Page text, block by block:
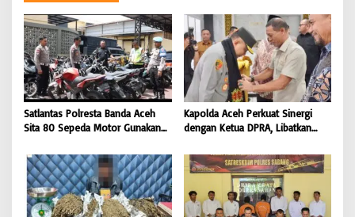
Satlantas Polresta Banda Aceh
Sita 80 Sepeda Motor Gunakan
BONGKAR’Perkara.com
Kapolda Aceh Perkuat Sinergi
dengan Ketua DPRA, Libatkan
Kamtibmas dan Dukung
Pembangunan Aceh |
BONGKAR’Perkara.com